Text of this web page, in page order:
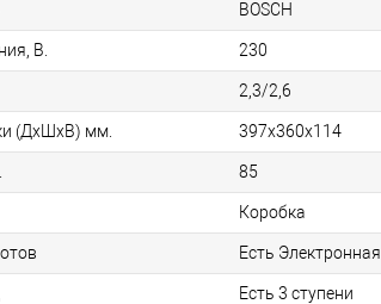
BOSCH
В. 230
2,3/2,6
(ДхШхВ) мм. 397х360х114
85
Коробка
Есть Электронная
Есть 3 ступени